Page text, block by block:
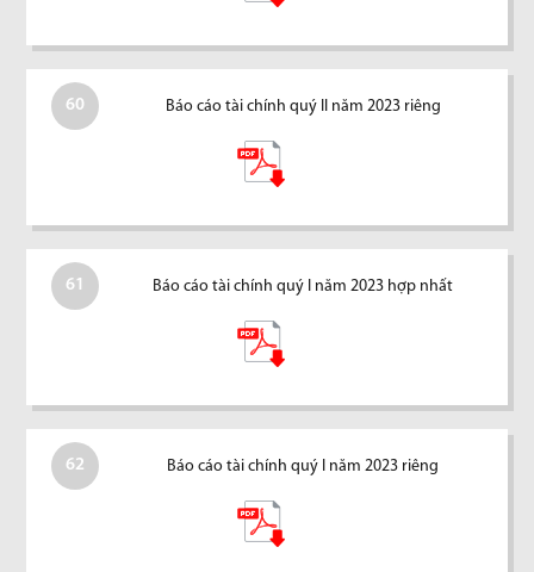
60 Báo cáo tài chính quý II năm 2023 riêng
61 Báo cáo tài chính quý I năm 2023 hợp nhất
62 Báo cáo tài chính quý I năm 2023 riêng